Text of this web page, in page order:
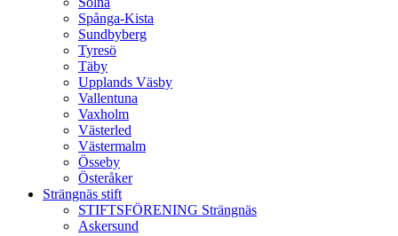
Spånga-Kista
Sundbyberg
Tyresö
Täby
Upplands Väsby
Vallentuna
Vaxholm
Västerled
Västermalm
Össeby
Österåker
Strängnäs stift
STIFTSFÖRENING Strängnäs
Askersund